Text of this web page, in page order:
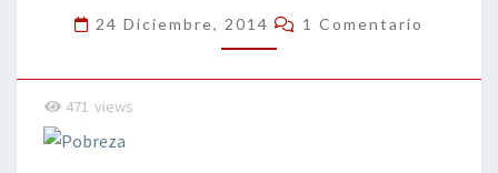
SOLIDARIDAD
24 Diciembre, 2014 Comentarios
1 Comentario
471 views